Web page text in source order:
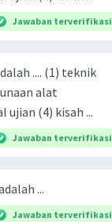
Jawaban terverifikasi
teknik
pendeteksi gempa (3) petunjuk mengerjakan soal ujian (4) kisah ...
Jawaban terverifikasi
...
Jawaban terverifikasi